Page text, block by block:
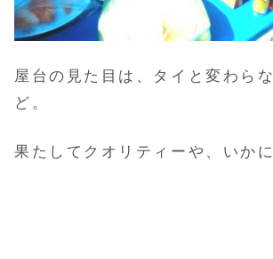
屋台の見た目は、タイと変わら
ど。
果たしてクオリティーや、いか